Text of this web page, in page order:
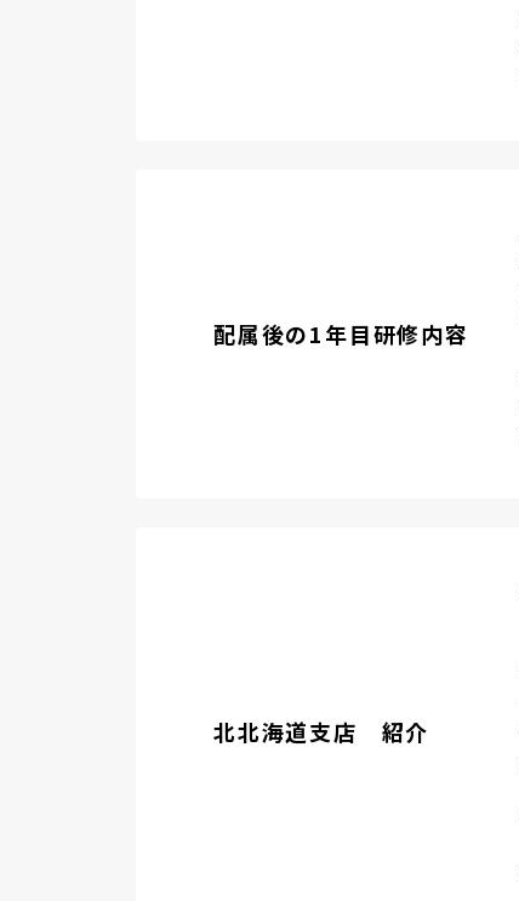
配属後の1年目研修内容
北北海道支店 紹介